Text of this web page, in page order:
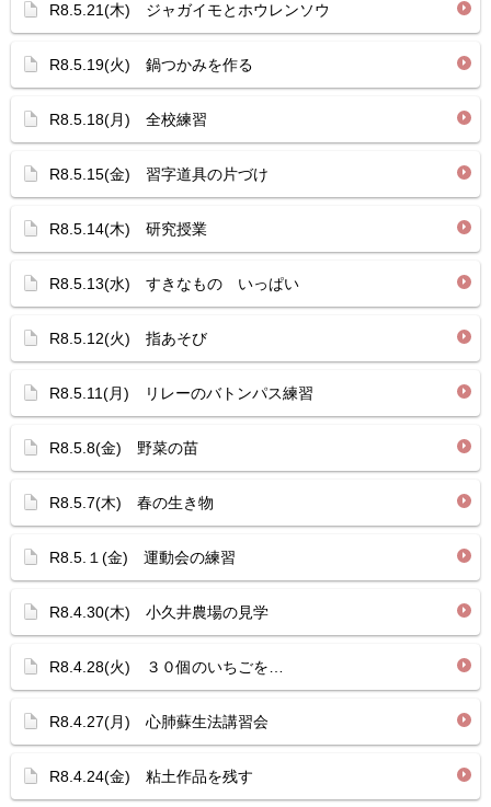
R8.5.21(木) ジャガイモとホウレンソウ
R8.5.19(火) 鍋つかみを作る
R8.5.18(月) 全校練習
R8.5.15(金) 習字道具の片づけ
R8.5.14(木) 研究授業
R8.5.13(水) すきなもの いっぱい
R8.5.12(火) 指あそび
R8.5.11(月) リレーのバトンパス練習
R8.5.8(金) 野菜の苗
R8.5.7(木) 春の生き物
R8.5.１(金) 運動会の練習
R8.4.30(木) 小久井農場の見学
R8.4.28(火) ３０個のいちごを…
R8.4.27(月) 心肺蘇生法講習会
R8.4.24(金) 粘土作品を残す